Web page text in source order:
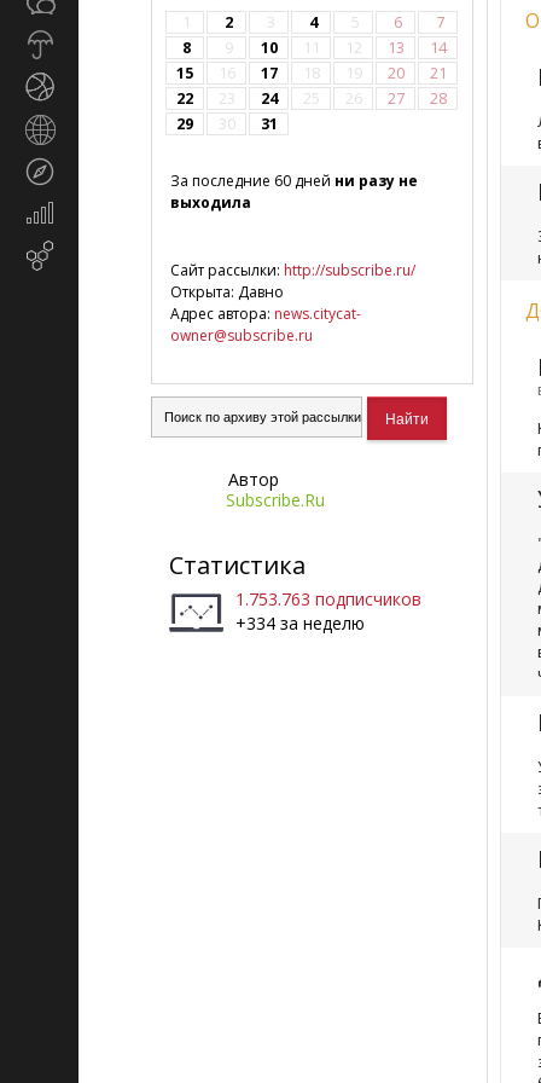
Экономика
маркетинг
1 2 3 4 5 6
7
8
9 10 11 12 13
14
15
16 17 18 19 20
21
22
23 24 25 26 27
28
29
30 31
За последние 60 дней ни разу не
выходила
Сайт рассылки: http://subscribe.ru/
Открыта: Давно
Адрес автора: news.citycat-
owner@subscribe.ru
Автор
Subscribe.Ru
Статистика
1.753.763 подписчиков
+334 за неделю